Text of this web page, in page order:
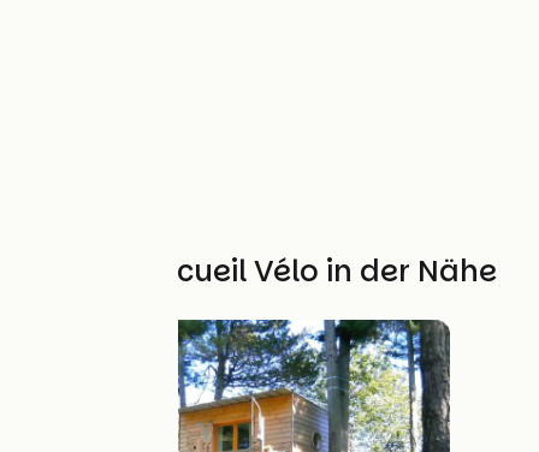
Weitere Accueil Vélo in der Nähe